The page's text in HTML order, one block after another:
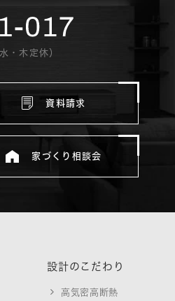
・木定休）
資料請求
家づくり相談会
設計のこだわり
高気密高断熱